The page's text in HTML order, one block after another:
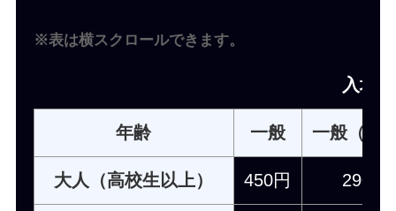
※表は横スクロールできます。
入場料
年齢 一般 一般（団
大人（高校生以上） 450円 290円